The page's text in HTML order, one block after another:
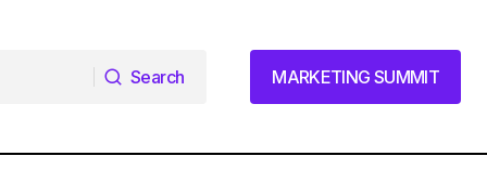
Search
MARKETING SUMMIT
MARKETING SUMMIT